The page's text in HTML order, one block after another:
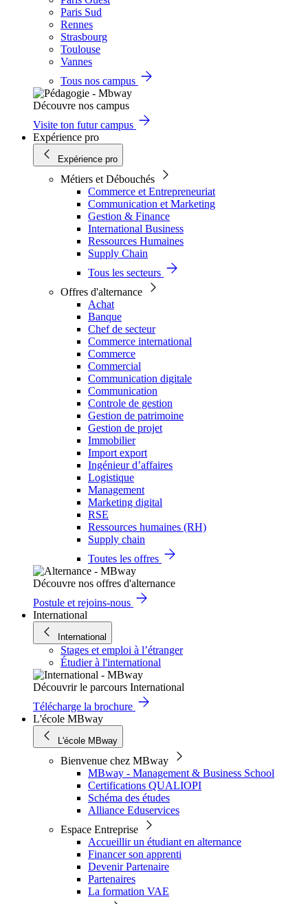
Paris Sud
Rennes
Strasbourg
Toulouse
Vannes
Tous nos campus
Découvre nos campus
Visite ton futur campus
Expérience pro
Expérience pro
Métiers et Débouchés
Commerce et Entrepreneuriat
Communication et Marketing
Gestion & Finance
International Business
Ressources Humaines
Supply Chain
Tous les secteurs
Offres d'alternance
Achat
Banque
Chef de secteur
Commerce international
Commerce
Commercial
Communication digitale
Communication
Controle de gestion
Gestion de patrimoine
Gestion de projet
Immobilier
Import export
Ingénieur d’affaires
Logistique
Management
Marketing digital
RSE
Ressources humaines (RH)
Supply chain
Toutes les offres
Découvre nos offres d'alternance
Postule et rejoins-nous
International
International
Stages et emploi à l’étranger
Étudier à l'international
Découvrir le parcours International
Télécharge la brochure
L'école MBway
L'école MBway
Bienvenue chez MBway
MBway - Management & Business School
Certifications QUALIOPI
Schéma des études
Alliance Eduservices
Espace Entreprise
Accueillir un étudiant en alternance
Financer son apprenti
Devenir Partenaire
Partenaires
La formation VAE